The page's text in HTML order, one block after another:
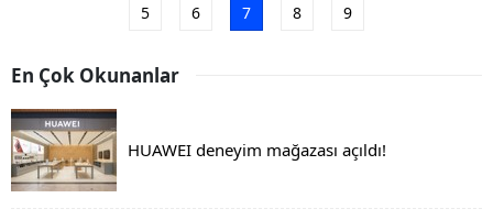
5 6 7 8 9
En Çok Okunanlar
HUAWEI deneyim mağazası açıldı!